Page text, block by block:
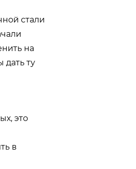
стали
на
дать ту
это
в